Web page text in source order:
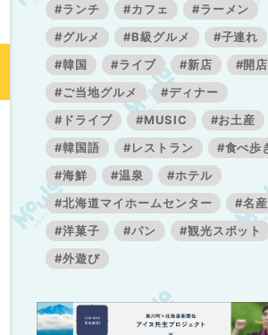
#ランチ
#カフェ
#ラーメン
#グルメ
#B級グルメ
#子連れ
#韓国
#ライブ #新店
#開店
#ご当地グルメ
#ディナー
#ドライブ
#MUSIC
#お土産
#韓国語
#レストラン
#食べ歩
#海鮮
#温泉
#ホテル
#北海道マイホームセンター
#名
#洋菓子
#パン
#観光スポット
#外遊び